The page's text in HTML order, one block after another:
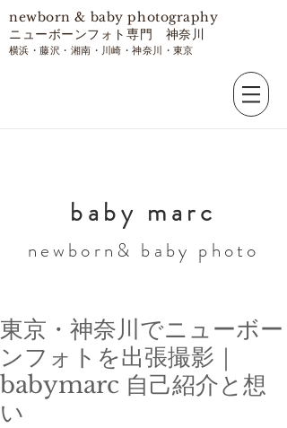
​newborn & baby photography
ニューボーンフォト専門 神奈川
​横浜・藤沢・湘南・川崎・神奈川・東京
​baby marc
​newborn& baby photo
東京・神奈川でニューボー
ンフォトを出張撮影｜
babymarc 自己紹介と想
い